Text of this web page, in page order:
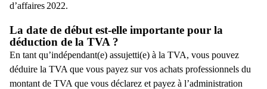
d’affaires 2022.
La date de début est-elle importante pour la
déduction de la TVA ?
En tant qu’indépendant(e) assujetti(e) à la TVA, vous pouvez
déduire la TVA que vous payez sur vos achats professionnels du
montant de TVA que vous déclarez et payez à l’administration